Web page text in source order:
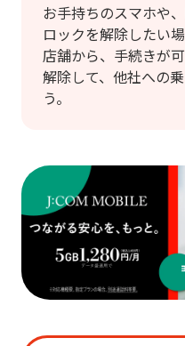
お手持ちのスマホや
ロックを解除したい
店舗から、手続きが
解除して、他社への
う。